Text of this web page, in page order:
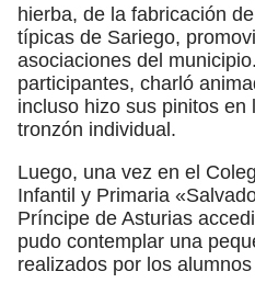
hierba, de la fabricación
típicas de Sariego,
asociaciones del
participantes, charló
incluso hizo sus pinitos en
tronzón individual.
Luego, una vez en el
Infantil y Primaria
Príncipe de Asturias
pudo contemplar una
realizados por los